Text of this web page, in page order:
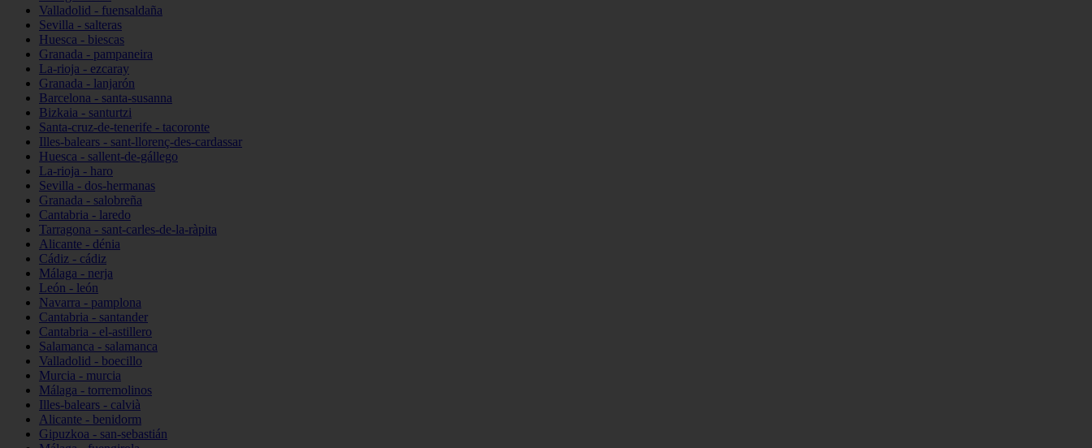
Valladolid - fuensaldaña
Sevilla - salteras
Huesca - biescas
Granada - pampaneira
La-rioja - ezcaray
Granada - lanjarón
Barcelona - santa-susanna
Bizkaia - santurtzi
Santa-cruz-de-tenerife - tacoronte
Illes-balears - sant-llorenç-des-cardassar
Huesca - sallent-de-gállego
La-rioja - haro
Sevilla - dos-hermanas
Granada - salobreña
Cantabria - laredo
Tarragona - sant-carles-de-la-ràpita
Alicante - dénia
Cádiz - cádiz
Málaga - nerja
León - león
Navarra - pamplona
Cantabria - santander
Cantabria - el-astillero
Salamanca - salamanca
Valladolid - boecillo
Murcia - murcia
Málaga - torremolinos
Illes-balears - calvià
Alicante - benidorm
Gipuzkoa - san-sebastián